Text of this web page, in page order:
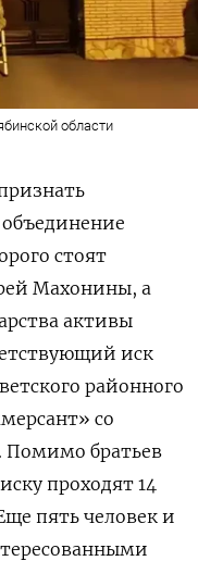
области
стоят
Махонины, а
активы
иск
районного
со
Помимо братьев
проходят 14
пять человек и